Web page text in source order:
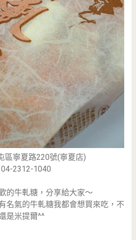
區寧夏路220號(寧夏店)
04-2312-1040
的牛軋糖，分享給大家～
名氣的牛軋糖我都會想買來吃，不
是米提爾^^